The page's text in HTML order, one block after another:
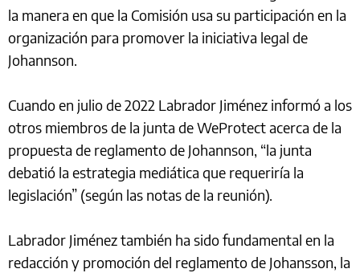
la manera en que la Comisión usa su participación en la
organización para promover la iniciativa legal de
Johannson.
Cuando en julio de 2022 Labrador Jiménez informó a los
otros miembros de la junta de WeProtect acerca de la
propuesta de reglamento de Johannson, “la junta
debatió la estrategia mediática que requeriría la
legislación” (según las notas de la reunión).
Labrador Jiménez también ha sido fundamental en la
redacción y promoción del reglamento de Johansson, la